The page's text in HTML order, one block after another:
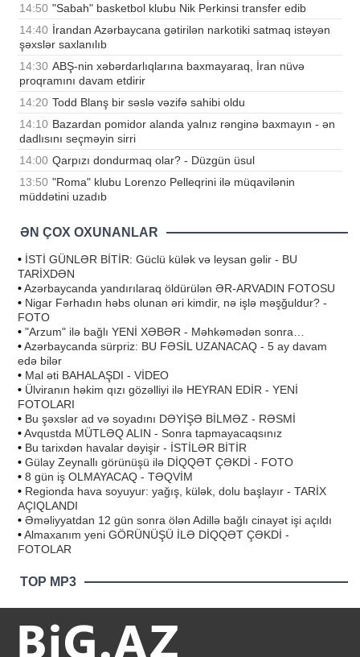
14:50 "Sabah" basketbol klubu Nik Perkinsi transfer edib
14:40 İrandan Azərbaycana gətirilən narkotiki satmaq istəyən
şəxslər saxlanılıb
14:30 ABŞ-nin xəbərdarlıqlarına baxmayaraq, İran nüvə
proqramını davam etdirir
14:20 Todd Blanş bir səslə vəzifə sahibi oldu
14:10 Bazardan pomidor alanda yalnız rənginə baxmayın - ən
dadlısını seçməyin sirri
14:00 Qarpızı dondurmaq olar? - Düzgün üsul
13:50 "Roma" klubu Lorenzo Pelleqrini ilə müqavilənin
müddətini uzadıb
ƏN ÇOX OXUNANLAR
• İSTİ GÜNLƏR BİTİR: Güclü külək və leysan gəlir - BU
TARİXDƏN
•Azərbaycanda yandırılaraq öldürülən ƏR-ARVADIN FOTOSU
• Nigar Fərhadın həbs olunan əri kimdir, nə işlə məşğuldur? -
FOTO
• "Arzum" ilə bağlı YENİ XƏBƏR - Məhkəmədən sonra…
•Azərbaycanda sürpriz: BU FƏSİL UZANACAQ - 5 ay davam
edə bilər
• Mal əti BAHALAŞDI - VİDEO
• Ülviranın həkim qızı gözəlliyi ilə HEYRAN EDİR - YENİ
FOTOLARI
• Bu şəxslər ad və soyadını DƏYİŞƏ BİLMƏZ - RƏSMİ
•Avqustda MÜTLƏQ ALIN - Sonra tapmayacaqsınız
• Bu tarixdən havalar dəyişir - İSTİLƏR BİTİR
• Gülay Zeynallı görünüşü ilə DİQQƏT ÇƏKDİ - FOTO
• 8 gün iş OLMAYACAQ - TƏQVİM
• Regionda hava soyuyur: yağış, külək, dolu başlayır - TARİX
AÇIQLANDI
• Əməliyyatdan 12 gün sonra ölən Adillə bağlı cinayət işi açıldı
•Almaxanım yeni GÖRÜNÜŞÜ İLƏ DİQQƏT ÇƏKDİ -
FOTOLAR
TOP MP3